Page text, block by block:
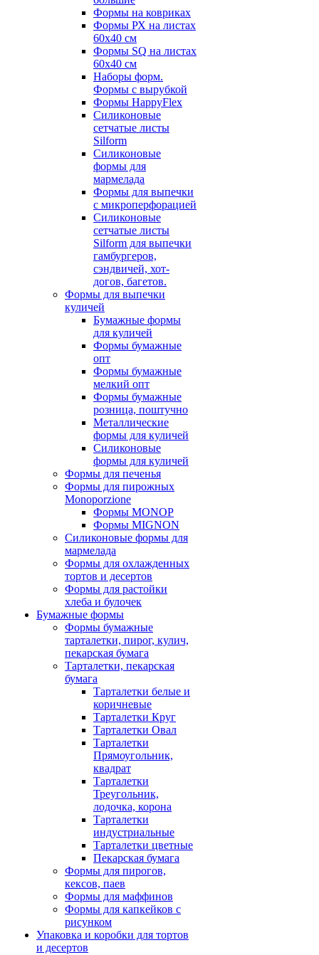
Формы на ковриках
Формы РХ на листах
60х40 см
Формы SQ на листах
60х40 см
Наборы форм.
Формы с вырубкой
Формы HappyFlex
Силиконовые
сетчатые листы
Silform
Силиконовые
формы для
мармелада
Формы для выпечки
с микроперфорацией
Силиконовые
сетчатые листы
Silform для выпечки
гамбургеров,
сэндвичей, хот-
догов, багетов.
Формы для выпечки
куличей
Бумажные формы
для куличей
Формы бумажные
опт
Формы бумажные
мелкий опт
Формы бумажные
розница, поштучно
Металлические
формы для куличей
Силиконовые
формы для куличей
Формы для печенья
Формы для пирожных
Monoporzione
Формы MONOP
Формы MIGNON
Силиконовые формы для
мармелада
Формы для oхлажденных
тортов и десертов
Формы для растойки
хлеба и булочек
Бумажные формы
Формы бумажные
тарталетки, пирог, кулич,
пекарская бумага
Тарталетки, пекарская
бумага
Тарталетки белые и
коричневые
Тарталетки Круг
Тарталетки Овал
Тарталетки
Прямоугольник,
квадрат
Тарталетки
Треугольник,
лодочка, корона
Тарталетки
индустриальные
Тарталетки цветные
Пекарская бумага
Формы для пирогов,
кексов, паев
Формы для маффинов
Формы для капкейков с
рисунком
Упаковка и коробки для тортов
и десертов